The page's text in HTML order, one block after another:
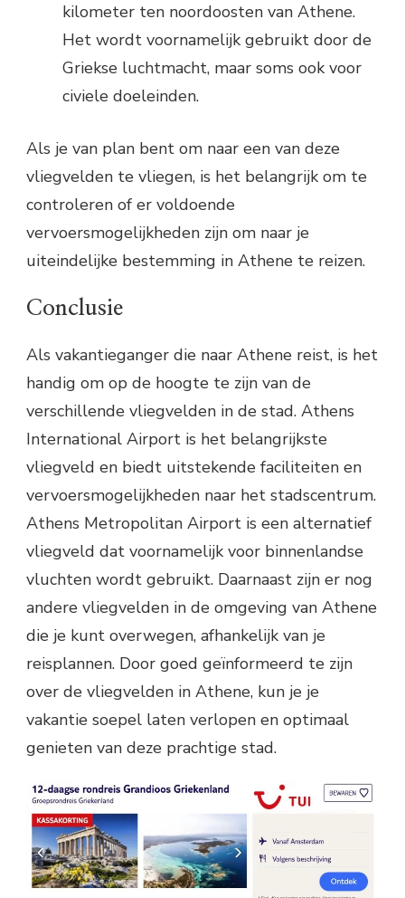
kilometer ten noordoosten van Athene.
Het wordt voornamelijk gebruikt door de
Griekse luchtmacht, maar soms ook voor
civiele doeleinden.
Als je van plan bent om naar een van deze
vliegvelden te vliegen, is het belangrijk om te
controleren of er voldoende
vervoersmogelijkheden zijn om naar je
uiteindelijke bestemming in Athene te reizen.
Conclusie
Als vakantieganger die naar Athene reist, is het
handig om op de hoogte te zijn van de
verschillende vliegvelden in de stad. Athens
International Airport is het belangrijkste
vliegveld en biedt uitstekende faciliteiten en
vervoersmogelijkheden naar het stadscentrum.
Athens Metropolitan Airport is een alternatief
vliegveld dat voornamelijk voor binnenlandse
vluchten wordt gebruikt. Daarnaast zijn er nog
andere vliegvelden in de omgeving van Athene
die je kunt overwegen, afhankelijk van je
reisplannen. Door goed geïnformeerd te zijn
over de vliegvelden in Athene, kun je je
vakantie soepel laten verlopen en optimaal
genieten van deze prachtige stad.